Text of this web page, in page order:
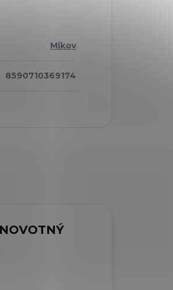
Mikov
8590710369174